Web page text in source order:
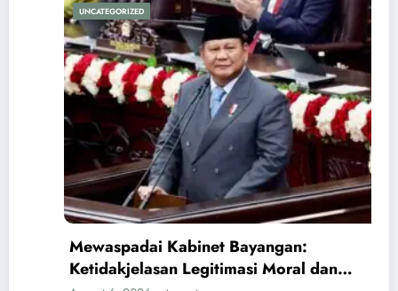
UNCATEGORIZED
Mewaspadai Kabinet Bayangan:
Ketidakjelasan Legitimasi Moral dan